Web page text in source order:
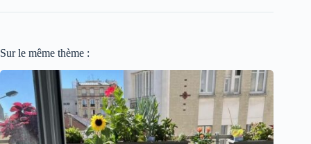
Sur le même thème :